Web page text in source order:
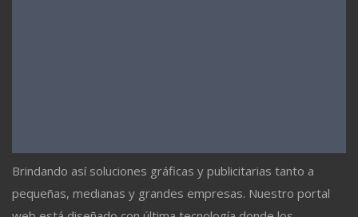
Brindando así soluciones gráficas y publicitarias tanto a
pequeñas, medianas y grandes empresas. Nuestro portal